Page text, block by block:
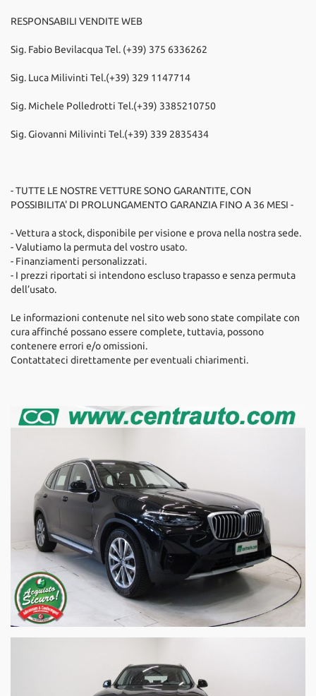
RESPONSABILI VENDITE WEB
Sig. Fabio Bevilacqua Tel. (+39) 375 6336262
Sig. Luca Milivinti Tel.(+39) 329 1147714
Sig. Michele Polledrotti Tel.(+39) 3385210750
Sig. Giovanni Milivinti Tel.(+39) 339 2835434
- TUTTE LE NOSTRE VETTURE SONO GARANTITE, CON
POSSIBILITA' DI PROLUNGAMENTO GARANZIA FINO A 36 MESI -
- Vettura a stock, disponibile per visione e prova nella nostra sede.
- Valutiamo la permuta del vostro usato.
- Finanziamenti personalizzati.
- I prezzi riportati si intendono escluso trapasso e senza permuta
dell’usato.
Le informazioni contenute nel sito web sono state compilate con
cura affinché possano essere complete, tuttavia, possono
contenere errori e/o omissioni.
Contattateci direttamente per eventuali chiarimenti.